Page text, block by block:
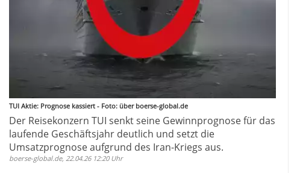
TUI Aktie: Prognose kassiert - Foto: über boerse-global.de
Der Reisekonzern TUI senkt seine Gewinnprognose für das
laufende Geschäftsjahr deutlich und setzt die
Umsatzprognose aufgrund des Iran-Kriegs aus.
boerse-global.de, 22.04.26 12:20 Uhr